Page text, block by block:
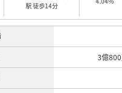
駅 徒歩14分
3億